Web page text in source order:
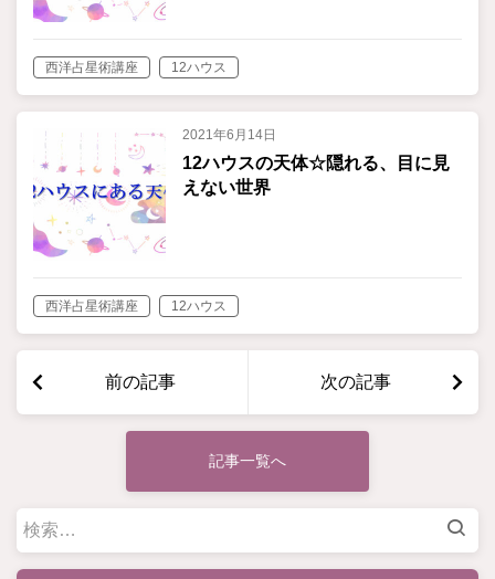
西洋占星術講座 12ハウス
2021年6月14日
12ハウスの天体☆隠れる、目に見
えない世界
西洋占星術講座 12ハウス
前の記事 次の記事
記事一覧へ
検
索: